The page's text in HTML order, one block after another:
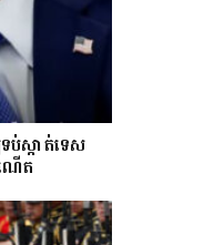
ប់ស្កាត់ទេស​
ើត